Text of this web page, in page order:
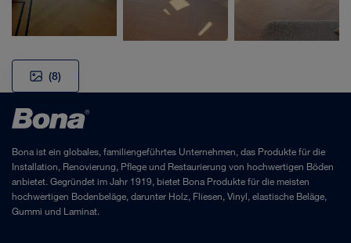
(8)
Bona ist ein globales, familiengeführtes Unternehmen, das Produkte für die
Installation, Renovierung, Pflege und Restaurierung von hochwertigen Böden
anbietet. Gegründet im Jahr 1919, bietet Bona Produkte für die meisten
hochwertigen Bodenbeläge, darunter Holz, Fliesen, Vinyl, elastische Beläge,
Gummi und Laminat.